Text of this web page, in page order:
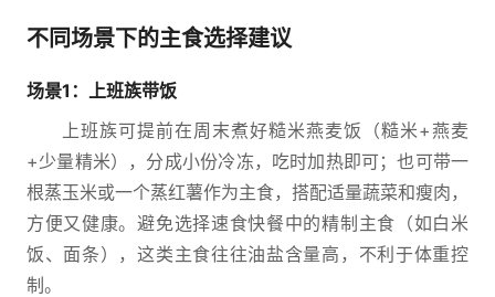
不同场景下的主食选择建议
场景1：上班族带饭
上班族可提前在周末煮好糙米燕麦饭（糙米+燕麦
+少量精米），分成小份冷冻，吃时加热即可；也可带一
根蒸玉米或一个蒸红薯作为主食，搭配适量蔬菜和瘦肉，
方便又健康。避免选择速食快餐中的精制主食（如白米
饭、面条），这类主食往往油盐含量高，不利于体重控
制。